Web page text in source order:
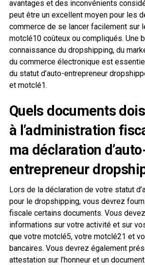
avantages et des inconvénients
peut être un excellent moyen pour les
commerce de se lancer facilement sur
motclé10 coûteux ou compliqués. Une
connaissance du dropshipping, du
du commerce électronique est
du statut d’auto-entrepreneur
et motclé1.
Quels documents
à l’administration
ma déclaration
entrepreneur
Lors de la déclaration de votre statut
pour le dropshipping, vous devrez
fiscale certains documents. Vous
informations sur votre activité et sur
que votre motclé5, votre motclé21 et
bancaires. Vous devrez également
attestation sur l’honneur et un